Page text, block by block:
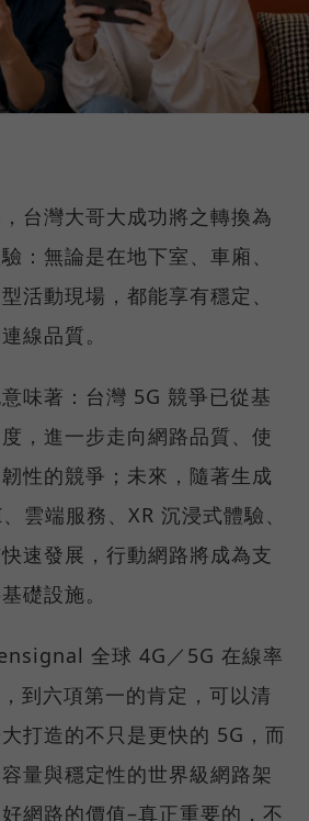
台灣大哥大成功將之轉換為
：無論是在地下室、車廂、
活動現場，都能享有穩定、
線品質。
味著：台灣 5G 競爭已從基
，進一步走向網路品質、使
性的競爭；未來，隨著生成
雲端服務、XR 沉浸式體驗、
速發展，行動網路將成為支
礎設施。
全球 4G／5G 在線率
到六項第一的肯定，可以清
打造的不只是更快的 5G，而
量與穩定性的世界級網路架
網路的價值–真正重要的，不